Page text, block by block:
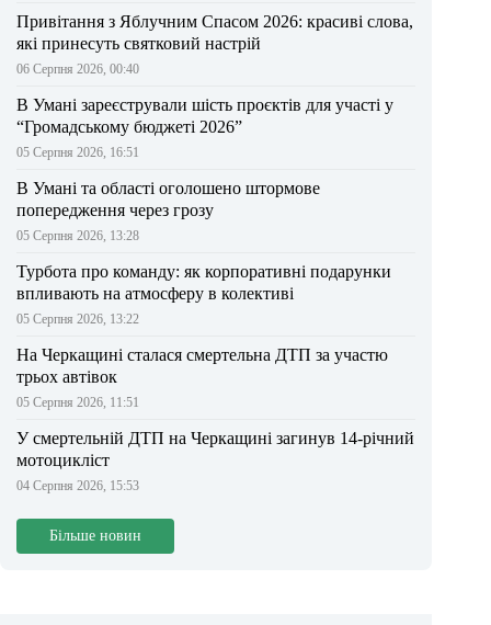
Привітання з Яблучним Спасом 2026: красиві слова,
які принесуть святковий настрій
06 Серпня 2026, 00:40
В Умані зареєстрували шість проєктів для участі у
“Громадському бюджеті 2026”
05 Серпня 2026, 16:51
В Умані та області оголошено штормове
попередження через грозу
05 Серпня 2026, 13:28
Турбота про команду: як корпоративні подарунки
впливають на атмосферу в колективі
05 Серпня 2026, 13:22
На Черкащині сталася смертельна ДТП за участю
трьох автівок
05 Серпня 2026, 11:51
У смертельній ДТП на Черкащині загинув 14-річний
мотоцикліст
04 Серпня 2026, 15:53
Більше новин